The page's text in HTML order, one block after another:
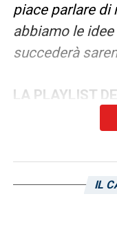
piace parlare di
abbiamo le
succederà
LA PLAYLIST
IL